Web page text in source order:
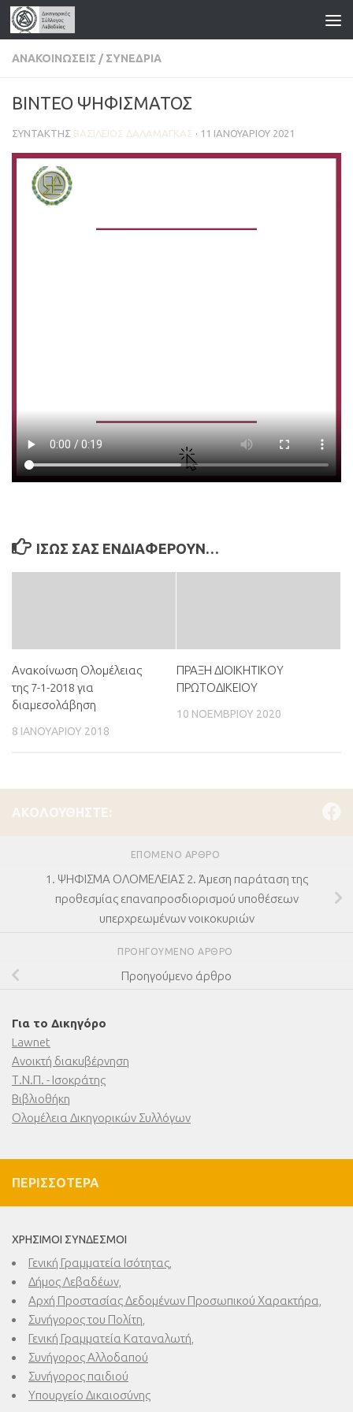
Skip to content
ΑΝΑΚΟΙΝΏΣΕΙΣ / ΣΥΝΈΔΡΙΑ
ΒΙΝΤΕΟ ΨΗΦΙΣΜΑΤΟΣ
ΣΥΝΤΆΚΤΗΣ ΒΑΣΊΛΕΙΟΣ ΔΑΛΑΜΆΓΚΑΣ · 11 ΙΑΝΟΥΑΡΊΟΥ 2021
ΊΣΩΣ ΣΑΣ ΕΝΔΙΑΦΈΡΟΥΝ…
Ανακοίνωση Ολομέλειας
της 7-1-2018 για
διαμεσολάβηση
8 ΙΑΝΟΥΑΡΊΟΥ 2018
ΠΡΑΞΗ ΔΙΟΙΚΗΤΙΚΟΥ
ΠΡΩΤΟΔΙΚΕΙΟΥ
10 ΝΟΕΜΒΡΊΟΥ 2020
ΑΚΟΛΟΥΘΉΣΤΕ:
ΕΠΌΜΕΝΟ ΆΡΘΡΟ
1. ΨΗΦΙΣΜΑ ΟΛΟΜΕΛΕΙΑΣ 2. Άμεση παράταση της
προθεσμίας επαναπροσδιορισμού υποθέσεων
υπερχρεωμένων νοικοκυριών
ΠΡΟΗΓΟΎΜΕΝΟ ΆΡΘΡΟ
Προηγούμενο άρθρο
Για το Δικηγόρο
Lawnet
Ανοικτή διακυβέρνηση
Τ.Ν.Π. - Ισοκράτης
Βιβλιοθήκη
Ολομέλεια Δικηγορικών Συλλόγων
ΠΕΡΙΣΣΌΤΕΡΑ
ΧΡΉΣΙΜΟΙ ΣΎΝΔΕΣΜΟΙ
Γενική Γραμματεία Ισότητας,
Δήμος Λεβαδέων,
Αρχή Προστασίας Δεδομένων Προσωπικού Χαρακτήρα,
Συνήγορος του Πολίτη,
Γενική Γραμματεία Καταναλωτή,
Συνήγορος Αλλοδαπού
Συνήγορος παιδιού
Υπουργείο Δικαιοσύνης